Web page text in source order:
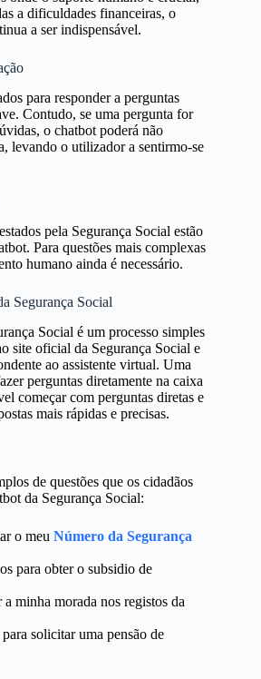
a dificuldades financeiras, o
a ser indispensável.
para responder a perguntas
Contudo, se uma pergunta for
o chatbot poderá não
levando o utilizador a sentirmo-se
pela Segurança Social estão
Para questões mais complexas
humano ainda é necessário.
Segurança Social
Social é um processo simples
site oficial da Segurança Social e
ao assistente virtual. Uma
perguntas diretamente na caixa
começar com perguntas diretas e
mais rápidas e precisas.
de questões que os cidadãos
da Segurança Social:
o meu Número da Segurança
para obter o subsidio de
minha morada nos registos da
solicitar uma pensão de